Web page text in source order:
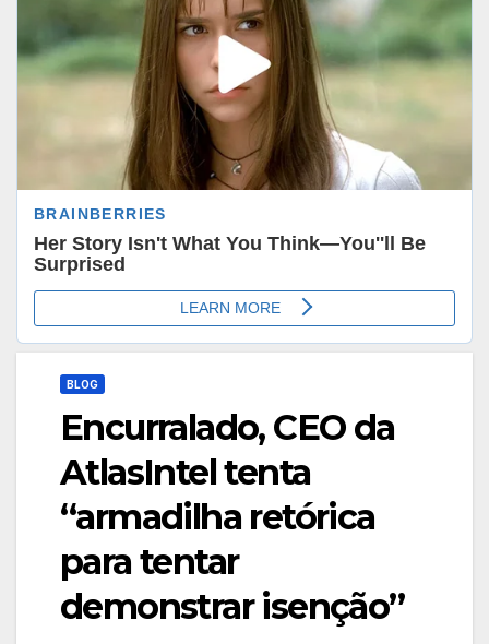
BLOG
Encurralado, CEO da
AtlasIntel tenta
“armadilha retórica
para tentar
demonstrar isenção”